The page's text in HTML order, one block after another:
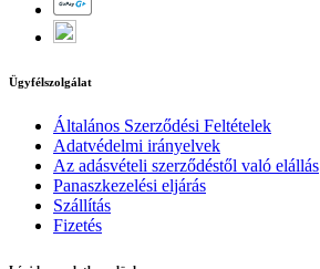
Ügyfélszolgálat
Általános Szerződési Feltételek
Adatvédelmi irányelvek
Az adásvételi szerződéstől való elállás
Panaszkezelési eljárás
Szállítás
Fizetés